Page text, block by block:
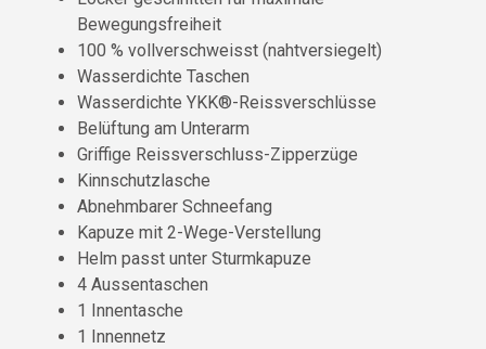
Bewegungsfreiheit
100 % vollverschweisst (nahtversiegelt)
Wasserdichte Taschen
Wasserdichte YKK®-Reissverschlüsse
Belüftung am Unterarm
Griffige Reissverschluss-Zipperzüge
Kinnschutzlasche
Abnehmbarer Schneefang
Kapuze mit 2-Wege-Verstellung
Helm passt unter Sturmkapuze
4 Aussentaschen
1 Innentasche
1 Innennetz